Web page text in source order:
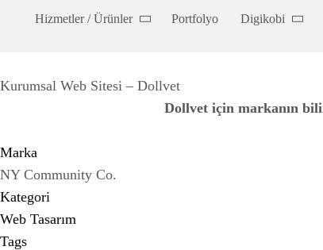
Hizmetler / Ürünler Portfolyo Digikobi
Kurumsal Web Sitesi – Dollvet
Dollvet için markanın
Marka
NY Community Co.
Kategori
Web Tasarım
Tags